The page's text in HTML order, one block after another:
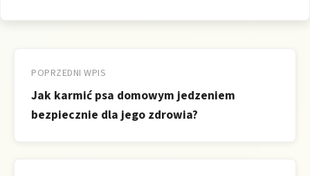
wpisu
POPRZEDNI WPIS
Jak karmić psa domowym jedzeniem
bezpiecznie dla jego zdrowia?